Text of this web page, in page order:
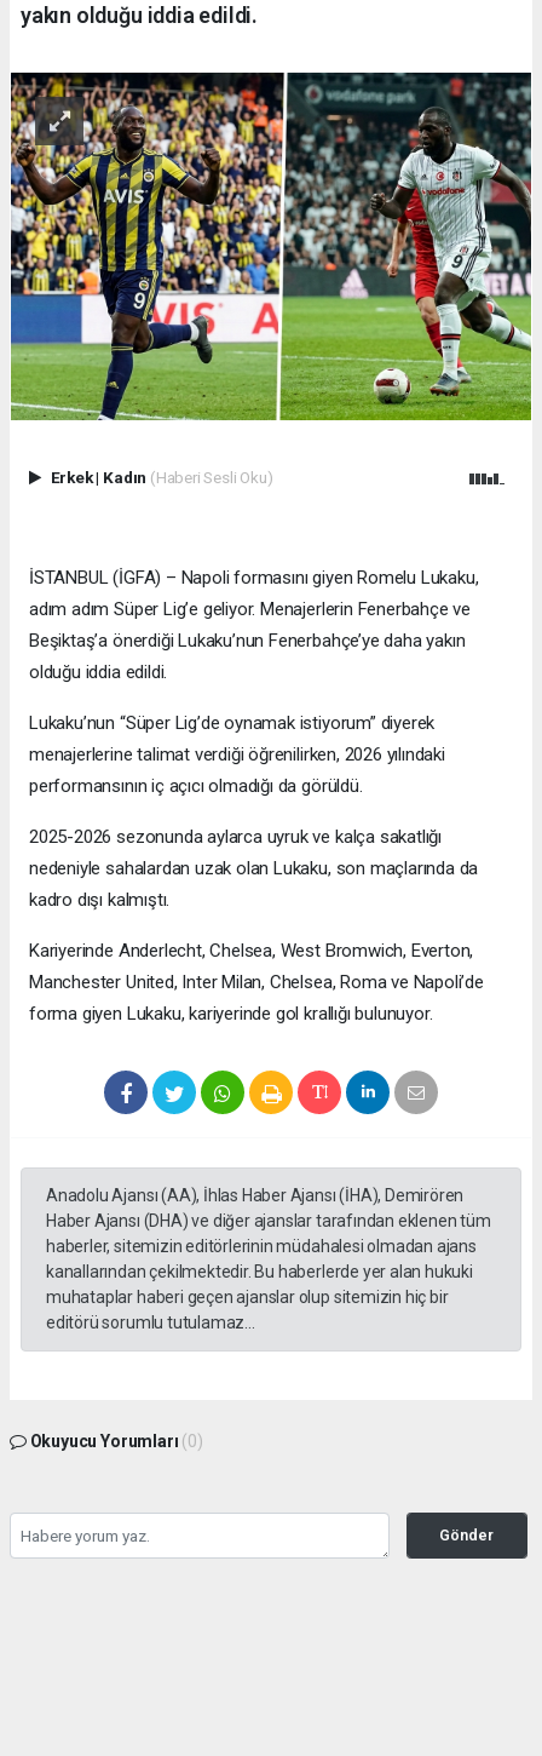
yakın olduğu iddia edildi.
Erkek| Kadın (Haberi Sesli Oku)
İSTANBUL (İGFA) – Napoli formasını giyen Romelu Lukaku,
adım adım Süper Lig’e geliyor. Menajerlerin Fenerbahçe ve
Beşiktaş’a önerdiği Lukaku’nun Fenerbahçe’ye daha yakın
olduğu iddia edildi.
Lukaku’nun “Süper Lig’de oynamak istiyorum” diyerek
menajerlerine talimat verdiği öğrenilirken, 2026 yılındaki
performansının iç açıcı olmadığı da görüldü.
2025-2026 sezonunda aylarca uyruk ve kalça sakatlığı
nedeniyle sahalardan uzak olan Lukaku, son maçlarında da
kadro dışı kalmıştı.
Kariyerinde Anderlecht, Chelsea, West Bromwich, Everton,
Manchester United, Inter Milan, Chelsea, Roma ve Napoli’de
forma giyen Lukaku, kariyerinde gol krallığı bulunuyor.
Anadolu Ajansı (AA), İhlas Haber Ajansı (İHA), Demirören
Haber Ajansı (DHA) ve diğer ajanslar tarafından eklenen tüm
haberler, sitemizin editörlerinin müdahalesi olmadan ajans
kanallarından çekilmektedir. Bu haberlerde yer alan hukuki
muhataplar haberi geçen ajanslar olup sitemizin hiç bir
editörü sorumlu tutulamaz...
Okuyucu Yorumları (0)
Gönder